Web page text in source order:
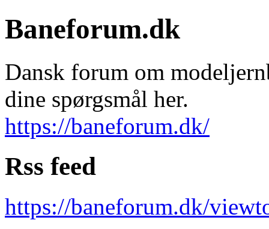
Baneforum.dk
Dansk forum om
dine spørgsmål her.
https://baneforum.dk/
Rss feed
https://baneforum.dk/